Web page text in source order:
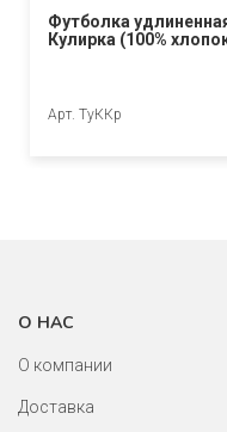
Футболка
Кулирка (100%
Арт. ТуККр
О НАС
О компании
Доставка